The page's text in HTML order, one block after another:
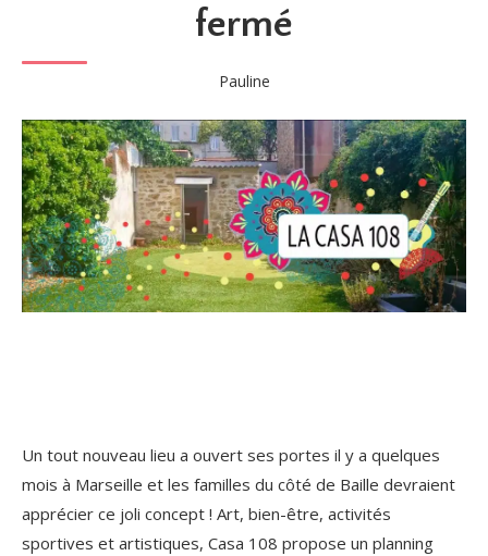
fermé
Pauline
Un tout nouveau lieu a ouvert ses portes il y a quelques
mois à Marseille et les familles du côté de Baille devraient
apprécier ce joli concept ! Art, bien-être, activités
sportives et artistiques, Casa 108 propose un planning